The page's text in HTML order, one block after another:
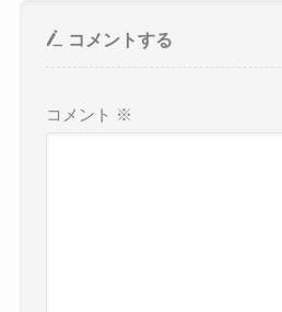
コメントする
コメント ※